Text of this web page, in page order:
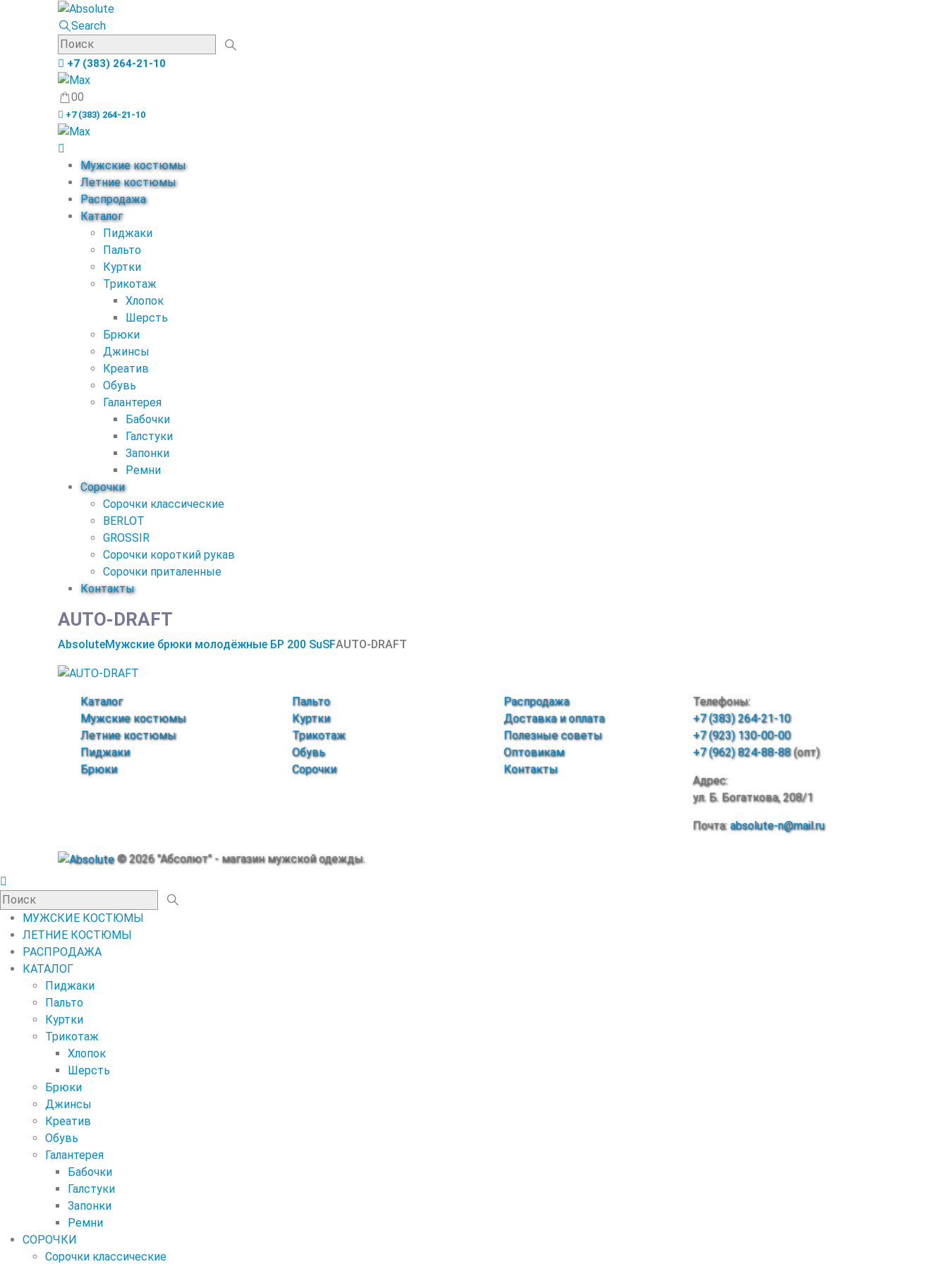
Search
+7 (383) 264-21-10
00
+7 (383) 264-21-10
Мужские костюмы
Летние костюмы
Распродажа
Каталог
Пиджаки
Пальто
Куртки
Трикотаж
Хлопок
Шерсть
Брюки
Джинсы
Креатив
Обувь
Галантерея
Бабочки
Галстуки
Запонки
Ремни
Сорочки
Сорочки классические
BERLOT
GROSSIR
Сорочки короткий рукав
Сорочки приталенные
Контакты
AUTO-DRAFT
AbsoluteМужские брюки молодёжные БР 200 SuSFAUTO-DRAFT
Каталог
Мужские костюмы
Летние костюмы
Пиджаки
Брюки
Пальто
Куртки
Трикотаж
Обувь
Сорочки
Распродажа
Доставка и оплата
Полезные советы
Оптовикам
Контакты
Телефоны:
+7 (383) 264-21-10
+7 (923) 130-00-00
+7 (962) 824-88-88(опт)
Адрес:
ул. Б. Богаткова, 208/1
Почта: absolute-n@mail.ru
© 2026 "Абсолют" - магазин мужской одежды.
МУЖСКИЕ КОСТЮМЫ
ЛЕТНИЕ КОСТЮМЫ
РАСПРОДАЖА
КАТАЛОГ
Пиджаки
Пальто
Куртки
Трикотаж
Хлопок
Шерсть
Брюки
Джинсы
Креатив
Обувь
Галантерея
Бабочки
Галстуки
Запонки
Ремни
СОРОЧКИ
Сорочки классические